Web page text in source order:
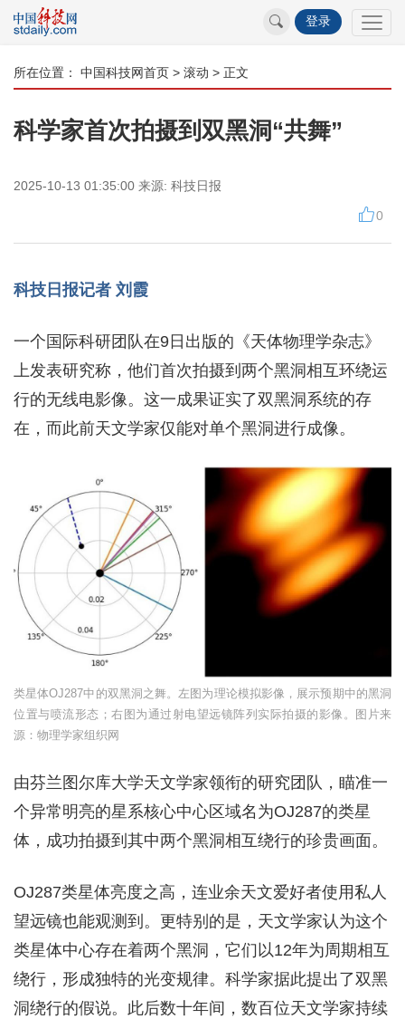
登录
所在位置： 中国科技网首页 > 滚动 > 正文
科学家首次拍摄到双黑洞“共舞”
2025-10-13 01:35:00 来源: 科技日报
0
科技日报记者 刘霞
一个国际科研团队在9日出版的《天体物理学杂志》
上发表研究称，他们首次拍摄到两个黑洞相互环绕运
行的无线电影像。这一成果证实了双黑洞系统的存
在，而此前天文学家仅能对单个黑洞进行成像。
类星体OJ287中的双黑洞之舞。左图为理论模拟影像，展示预期中的黑洞
位置与喷流形态；右图为通过射电望远镜阵列实际拍摄的影像。图片来
源：物理学家组织网
由芬兰图尔库大学天文学家领衔的研究团队，瞄准一
个异常明亮的星系核心中心区域名为OJ287的类星
体，成功拍摄到其中两个黑洞相互绕行的珍贵画面。
OJ287类星体亮度之高，连业余天文爱好者使用私人
望远镜也能观测到。更特别的是，天文学家认为这个
类星体中心存在着两个黑洞，它们以12年为周期相互
绕行，形成独特的光变规律。科学家据此提出了双黑
洞绕行的假说。此后数十年间，数百位天文学家持续